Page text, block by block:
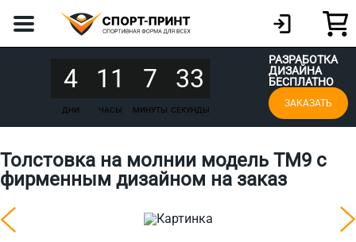
4
ДНИ
11
ЧАСЫ
7
МИНУТЫ
33
СЕКУНДЫ
РАЗРАБОТКА
ДИЗАЙНА
БЕСПЛАТНО
ЗАКАЗАТЬ
Толстовка на молнии модель TM9 с
фирменным дизайном на заказ